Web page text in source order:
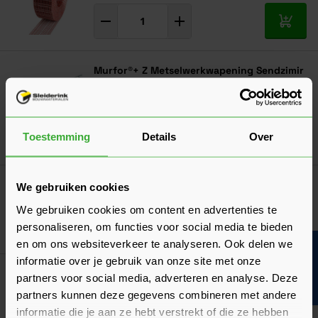
Toestemming Details Over
We gebruiken cookies
We gebruiken cookies om content en advertenties te
personaliseren, om functies voor social media te bieden
en om ons websiteverkeer te analyseren. Ook delen we
informatie over je gebruik van onze site met onze
partners voor social media, adverteren en analyse. Deze
partners kunnen deze gegevens combineren met andere
informatie die je aan ze hebt verstrekt of die ze hebben
In
Murfor®+ Z Metselwerkwapening Sendzimir
Metselprofiel 78x90 mm
Nu20,03per m¹ Ga
Wienerberger Waterkerend Oplegvilt
Verkrijgbaar in 4 afmetingen